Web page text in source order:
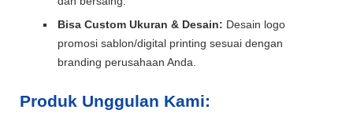
Bisa Custom Ukuran & Desain: Desain logo
promosi sablon/digital printing sesuai dengan
branding perusahaan Anda.
Produk Unggulan Kami: